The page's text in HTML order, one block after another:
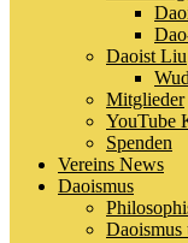
Daoist Liu
Mitglieder
YouTube
Spenden
Vereins News
Daoismus
Daoismus